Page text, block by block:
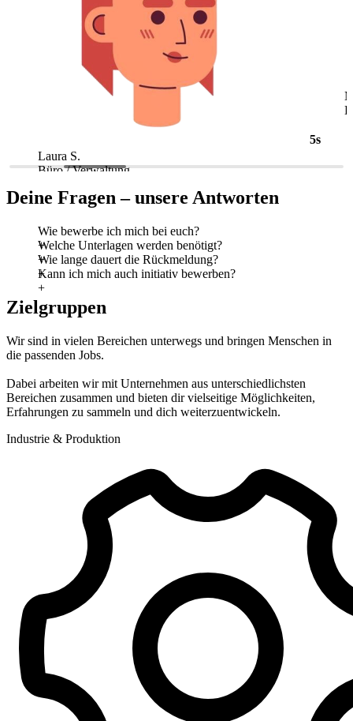
Laura S.
Büro / Verwaltung
5s
Deine Fragen – unsere Antworten
Wie bewerbe ich mich bei euch?
Welche Unterlagen werden benötigt?
Wie lange dauert die Rückmeldung?
Kann ich mich auch initiativ bewerben?
Zielgruppen
Wir sind in vielen Bereichen unterwegs und bringen Menschen in
die passenden Jobs.
Dabei arbeiten wir mit Unternehmen aus unterschiedlichsten
Bereichen zusammen und bieten dir vielseitige Möglichkeiten,
Erfahrungen zu sammeln und dich weiterzuentwickeln.
Industrie & Produktion